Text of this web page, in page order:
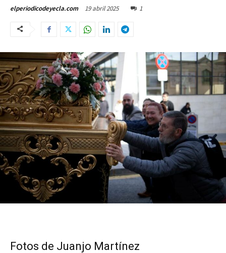
elperiodicodeyecla.com 19 abril 2025 1
Fotos de Juanjo Martínez